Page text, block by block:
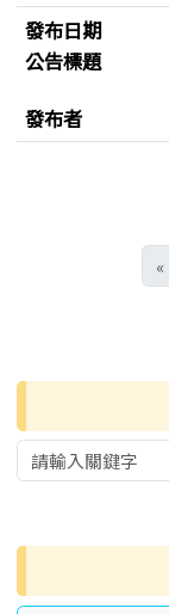
發布日期
公告標題
發布者
«
右邊區域內容